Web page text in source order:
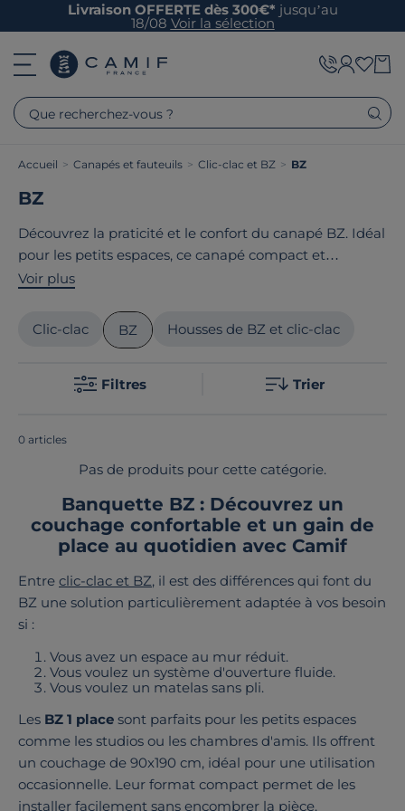
Livraison OFFERTE dès 300€* jusqu’au
18/08 Voir la sélection
Que recherchez-vous ?
Accueil > Canapés et fauteuils > Clic-clac et BZ > BZ
BZ
Découvrez la praticité et le confort du canapé BZ. Idéal
pour les petits espaces, ce canapé compact et
maniable se transforme en un clin d'œil d'une assise
dimensions de 90x190 cm pour une personne à
160x200 cm pour deux personnes, il s'adapte à vos
couleurs, vous profitez d'un canapé BZ de qualité et
Voir plus
Clic-clac BZ Housses de BZ et clic-clac
Filtres Trier
0 articles
Pas de produits pour cette catégorie.
Banquette BZ : Découvrez un
couchage confortable et un gain de
place au quotidien avec Camif
Entre clic-clac et BZ, il est des différences qui font du
BZ une solution particulièrement adaptée à vos besoin
si :
Vous avez un espace au mur réduit.
Vous voulez un système d'ouverture fluide.
Vous voulez un matelas sans pli.
Les BZ 1 place sont parfaits pour les petits espaces
comme les studios ou les chambres d'amis. Ils offrent
un couchage de 90x190 cm, idéal pour une utilisation
occasionnelle. Leur format compact permet de les
installer facilement sans encombrer la pièce.